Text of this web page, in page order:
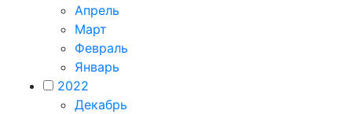
Апрель
Март
Февраль
Январь
2022
Декабрь